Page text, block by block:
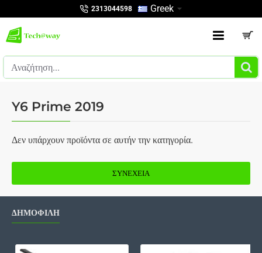
2313044598 Greek
Αναζήτηση...
Y6 Prime 2019
Δεν υπάρχουν προϊόντα σε αυτήν την κατηγορία.
ΣΥΝΈΧΕΙΑ
ΔΗΜΟΦΙΛΗ